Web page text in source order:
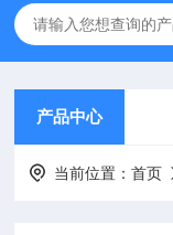
产品中心
当前位置：首页